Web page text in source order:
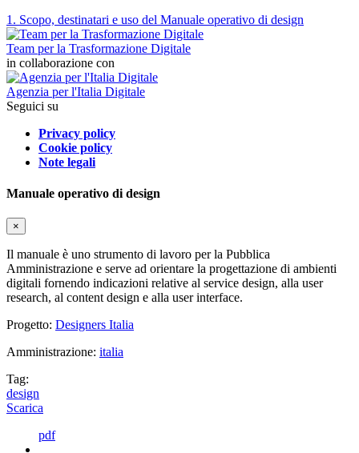
1. Scopo, destinatari e uso del Manuale operativo di design
Team per la Trasformazione Digitale
in collaborazione con
Agenzia per l'Italia Digitale
Seguici su
Privacy policy
Cookie policy
Note legali
Manuale operativo di design
×
Il manuale è uno strumento di lavoro per la Pubblica
Amministrazione e serve ad orientare la progettazione di ambienti
digitali fornendo indicazioni relative al service design, alla user
research, al content design e alla user interface.
Progetto: Designers Italia
Amministrazione: italia
Tag:
design
Scarica
pdf